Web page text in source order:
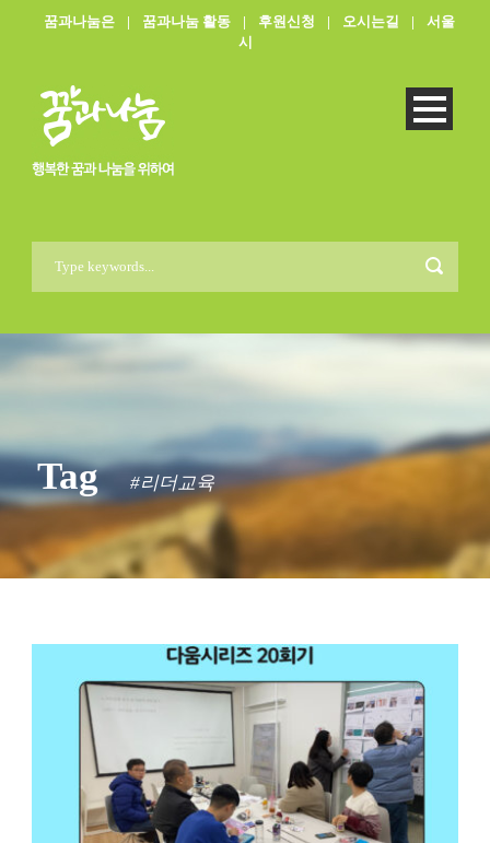
꿈과나눔은 | 꿈과나눔 활동 | 후원신청 | 오시는길 |
서울
시
Tag #리더교육